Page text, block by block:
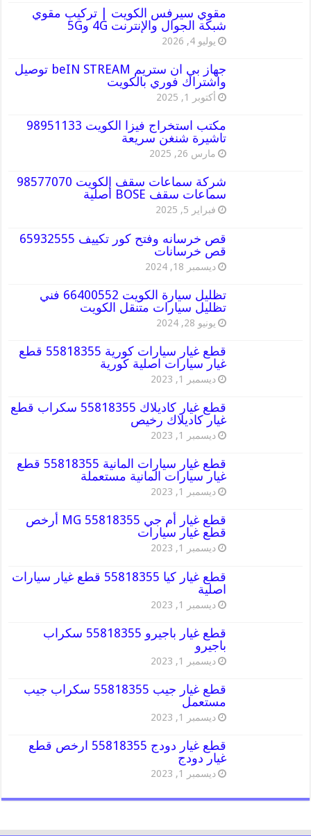
مقوي سيرفس الكويت | تركيب مقوي
شبكة الجوال والإنترنت 4G و5G
يوليو 4, 2026
جهاز بي ان ستريم beIN STREAM توصيل
واشتراك فوري بالكويت
أكتوبر 1, 2025
مكتب استخراج فيزا الكويت 98951133
تاشيرة شنغن سريعة
مارس 26, 2025
شركة سماعات سقف الكويت 98577070
سماعات سقف BOSE أصلية
فبراير 5, 2025
قص خرسانه وفتح كور تكييف 65932555
قص خرسانات
ديسمبر 18, 2024
تظليل سيارة الكويت 66400552 فني
تظليل سيارات متنقل الكويت
يونيو 28, 2024
قطع غيار سيارات كورية 55818355 قطع
غيار سيارات اصلية كورية
ديسمبر 1, 2023
قطع غيار كاديلاك 55818355 سكراب قطع
غيار كاديلاك رخيص
ديسمبر 1, 2023
قطع غيار سيارات المانية 55818355 قطع
غيار سيارات المانية مستعملة
ديسمبر 1, 2023
قطع غيار أم جي MG 55818355 أرخص
قطع غيار سيارات
ديسمبر 1, 2023
قطع غيار كيا 55818355 قطع غيار سيارات
اصلية
ديسمبر 1, 2023
قطع غيار باجيرو 55818355 سكراب
باجيرو
ديسمبر 1, 2023
قطع غيار جيب 55818355 سكراب جيب
مستعمل
ديسمبر 1, 2023
قطع غيار دودج 55818355 ارخص قطع
غيار دودج
ديسمبر 1, 2023